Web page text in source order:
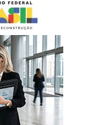
do
deste
têm
na